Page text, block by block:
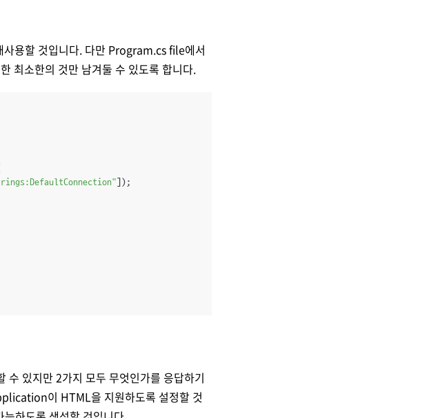
용할 것입니다. 다만 Program.cs file에서
최소한의 것만 남겨둘 수 있도록 합니다.
]);
있지만 2가지 모두 무엇인가를 응답하기
이 HTML을 지원하도록 설정할 것